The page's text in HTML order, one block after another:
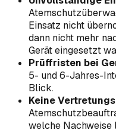
Einsatz nicht
dann nicht mehr
Gerät eingesetzt
Prüffristen bei
5- und 6-Jahres-
Blick.
Keine
welche Nachweise